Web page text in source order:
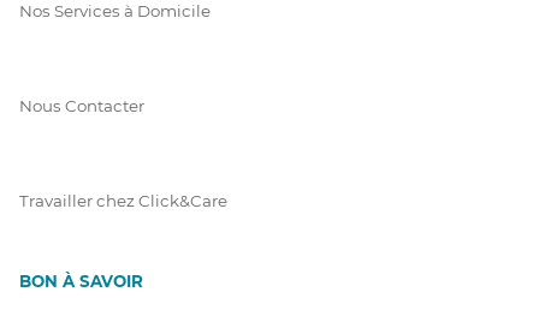
Nos Services à Domicile
Nous Contacter
Travailler chez Click&Care
BON À SAVOIR